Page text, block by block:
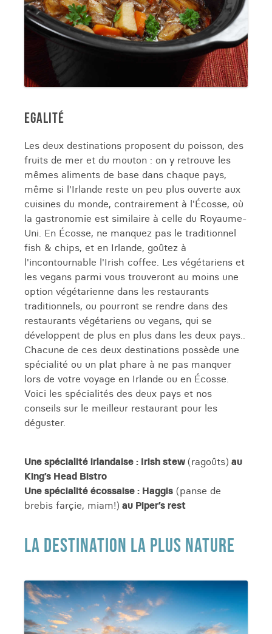
EGALITÉ
Les deux destinations proposent du poisson, des
fruits de mer et du mouton : on y retrouve les
mêmes aliments de base dans chaque pays,
même si l'Irlande reste un peu plus ouverte aux
cuisines du monde, contrairement à l'Écosse, où
la gastronomie est similaire à celle du Royaume-
Uni. En Écosse, ne manquez pas le traditionnel
fish & chips, et en Irlande, goûtez à
l'incontournable l'Irish coffee. Les végétariens et
les vegans parmi vous trouveront au moins une
option végétarienne dans les restaurants
traditionnels, ou pourront se rendre dans des
restaurants végétariens ou vegans, qui se
développent de plus en plus dans les deux pays..
Chacune de ces deux destinations possède une
spécialité ou un plat phare à ne pas manquer
lors de votre voyage en Irlande ou en Écosse.
Voici les spécialités des deux pays et nos
conseils sur le meilleur restaurant pour les
déguster.
Une spécialité irlandaise : Irish stew (ragoûts) au
King’s Head Bistro
Une spécialité écossaise : Haggis (panse de
brebis farçie, miam!) au Piper’s rest
LA DESTINATION LA PLUS NATURE